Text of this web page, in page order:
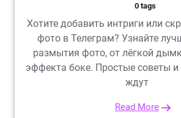
0 tags
Хотите добавить интриги или
фото в Телеграм? Узнайте
размытия фото, от лёгкой
эффекта боке. Простые советы
ждут
Read More